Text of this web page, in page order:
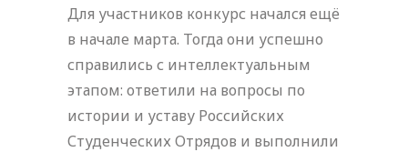
Для участников конкурс начался ещё
в начале марта. Тогда они успешно
справились с интеллектуальным
этапом: ответили на вопросы по
истории и уставу Российских
Студенческих Отрядов и выполнили